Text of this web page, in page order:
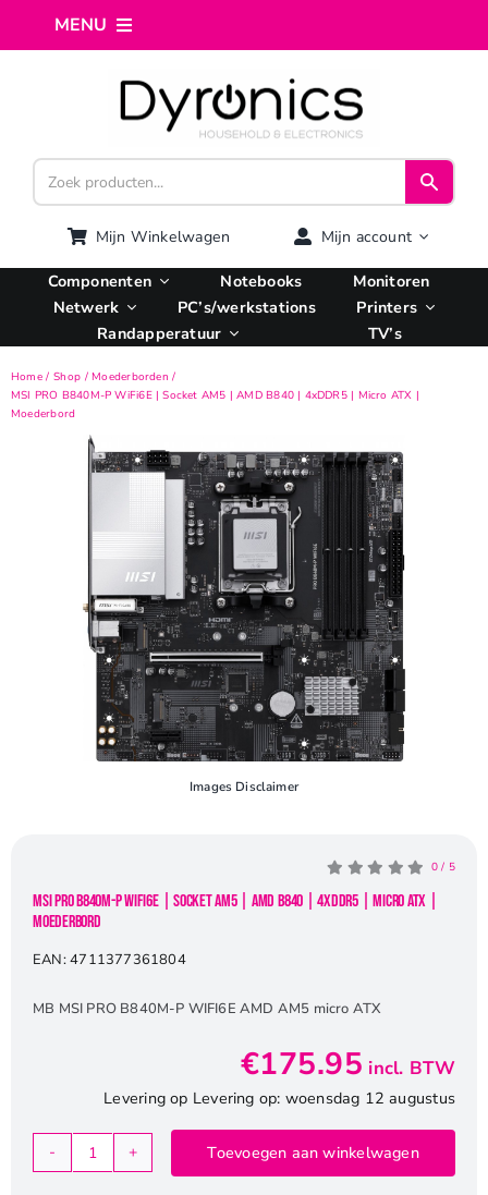
MENU
Webshop
Computer reparatie
AI Integratie
Hosting
Managed VPS
Mijn Winkelwagen Mijn account
Componenten Notebooks
Monitoren
Netwerk
PC’s/werkstations
Printers
Randapperatuur
TV’s
Home Shop
Moederborden
MSI PRO B840M-P WiFi6E | Socket AM5 | AMD B840 | 4xDDR5 | Micro ATX |
Moederbord
Images Disclaimer
0 / 5
MSI PRO B840M-P WiFi6E | Socket AM5 | AMD B840 | 4xDDR5 | Micro ATX |
Moederbord
EAN:4711377361804
MB MSI PRO B840M-P WIFI6E AMD AM5 micro ATX
€175.95 incl. BTW
Levering op Levering op: woensdag 12 augustus
MSI
Toevoegen aan winkelwagen